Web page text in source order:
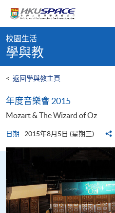
content
content
start
校園生活
學與教
< 返回學與教主頁
年度音樂會 2015
Mozart & The Wizard of Oz
日期 2015年8月5日 (星期三)